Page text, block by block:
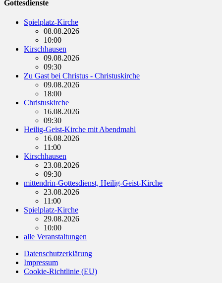
Gottesdienste
Spielplatz-Kirche
08.08.2026
10:00
Kirschhausen
09.08.2026
09:30
Zu Gast bei Christus - Christuskirche
09.08.2026
18:00
Christuskirche
16.08.2026
09:30
Heilig-Geist-Kirche mit Abendmahl
16.08.2026
11:00
Kirschhausen
23.08.2026
09:30
mittendrin-Gottesdienst, Heilig-Geist-Kirche
23.08.2026
11:00
Spielplatz-Kirche
29.08.2026
10:00
alle Veranstaltungen
Datenschutzerklärung
Impressum
Cookie-Richtlinie (EU)